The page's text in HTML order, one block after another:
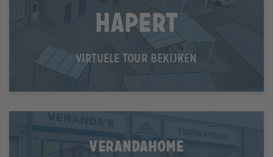
Hapert
VIRTUELE TOUR BEKIJKEN
VERANDAHOME